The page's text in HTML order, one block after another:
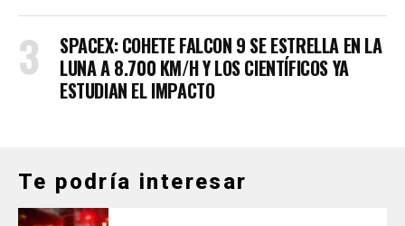
SPACEX: COHETE FALCON 9 SE ESTRELLA EN LA
LUNA A 8.700 KM/H Y LOS CIENTÍFICOS YA
ESTUDIAN EL IMPACTO
Te podría interesar